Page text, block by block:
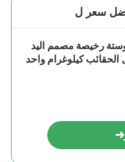
سعر ل
رخيصة مصمم اليد
الحقائب كيلوغرام واحد